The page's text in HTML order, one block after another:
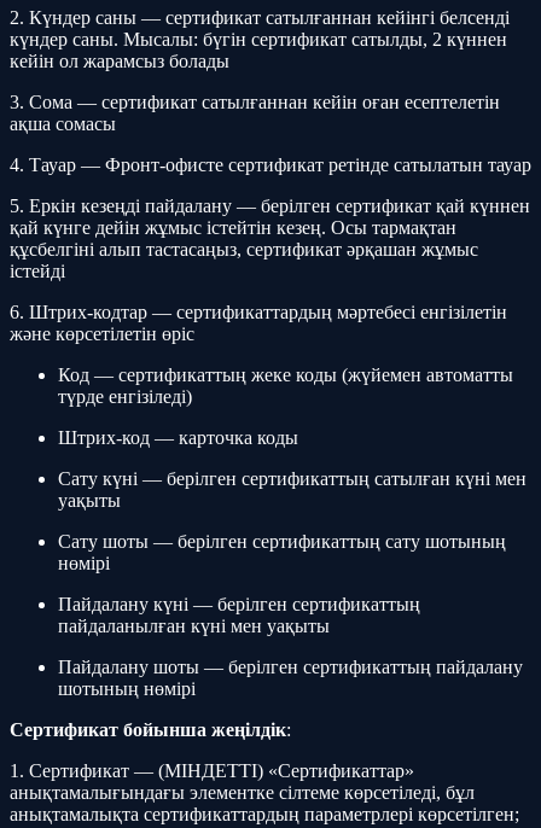
2. Күндер саны — сертификат сатылғаннан кейінгі белсенді
күндер саны. Мысалы: бүгін сертификат сатылды, 2 күннен
кейін ол жарамсыз болады
3. Сома — сертификат сатылғаннан кейін оған есептелетін
ақша сомасы
4. Тауар — Фронт-офисте сертификат ретінде сатылатын тауар
5. Еркін кезеңді пайдалану — берілген сертификат қай күннен
қай күнге дейін жұмыс істейтін кезең. Осы тармақтан
құсбелгіні алып тастасаңыз, сертификат әрқашан жұмыс
істейді
6. Штрих-кодтар — сертификаттардың мәртебесі енгізілетін
және көрсетілетін өріс
Код — сертификаттың жеке коды (жүйемен автоматты
түрде енгізіледі)
Штрих-код — карточка коды
Сату күні — берілген сертификаттың сатылған күні мен
уақыты
Сату шоты — берілген сертификаттың сату шотының
нөмірі
Пайдалану күні — берілген сертификаттың
пайдаланылған күні мен уақыты
Пайдалану шоты — берілген сертификаттың пайдалану
шотының нөмірі
Сертификат бойынша жеңілдік:
1. Сертификат — (МІНДЕТТІ) «Сертификаттар»
анықтамалығындағы элементке сілтеме көрсетіледі, бұл
анықтамалықта сертификаттардың параметрлері көрсетілген;